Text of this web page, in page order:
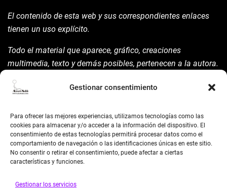
Gestionar consentimiento
Para ofrecer las mejores experiencias, utilizamos tecnologías como las
cookies para almacenar y/o acceder a la información del dispositivo. El
consentimiento de estas tecnologías permitirá procesar datos como el
comportamiento de navegación o las identificaciones únicas en este sitio.
No consentir o retirar el consentimiento, puede afectar a ciertas
características y funciones.
Gestionar los servicios
El contenido de esta web y sus correspondientes enlaces
tienen un uso explícito.
Todo el material que aparece, gráfico, creaciones
multimedia, texto y demás posibles, pertenecen a la autora.
la mism para ello.
Siempre habrá de nombrarla y reconocer pues su autoría
©AsunAdá ​Gracias.